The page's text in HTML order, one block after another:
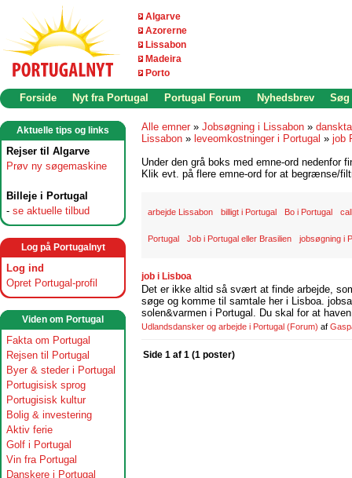
Algarve
Azorerne
Lissabon
Madeira
Porto
Forside Nyt fra Portugal Portugal Forum Nyhedsbrev Søg
Aktuelle tips og links
Rejser til Algarve
Prøv ny søgemaskine
Billeje i Portugal
- se aktuelle tilbud
Log på Portugalnyt
Log ind
Opret Portugal-profil
Viden om Portugal
Fakta om Portugal
Rejsen til Portugal
Byer & steder i Portugal
Portugisisk sprog
Portugisisk kultur
Bolig & investering
Aktiv ferie
Golf i Portugal
Vin fra Portugal
Danskere i Portugal
Alle emner » Jobsøgning i Lissabon »
Lissabon » leveomkostninger i Portugal » job
Under den grå boks med emne-ord nedenfor
Klik evt. på flere emne-ord for at begrænse/
arbejde Lissabon billigt i Portugal Bo i Portugal
Portugal Job i Portugal eller Brasilien jobsøgning i
job i Lisboa
Det er ikke altid så svært at finde arbejde,
søge og komme til samtale her i Lisboa.
solen&varmen i Portugal. Du skal for at
Udlandsdansker og arbejde i Portugal (Forum) af
Side 1 af 1 (1 poster)